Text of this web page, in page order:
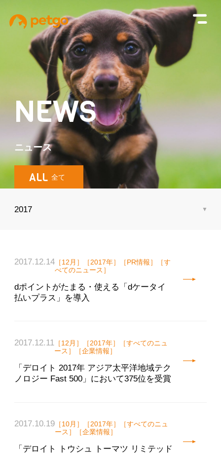
NEWS
ニュース
ALL 全て
2017.12.14［12月］［2017年］［PR情報］［す
べてのニュース］
dポイントがたまる・使える「dケータイ
払いプラス」を導入
2017.12.11［12月］［2017年］［すべてのニュ
ース］［企業情報］
「デロイト 2017年 アジア太平洋地域テク
ノロジー Fast 500」において375位を受賞
2017.10.19［10月］［2017年］［すべてのニュ
ース］［企業情報］
「デロイト トウシュ トーマツ リミテッド